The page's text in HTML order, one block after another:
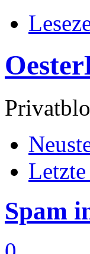
Spam